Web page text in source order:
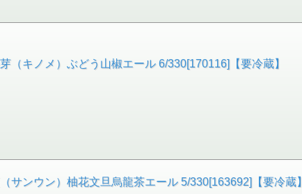
（キノメ）ぶどう山椒エール 6/330[170116]【要冷蔵】
サンウン）柚花文旦烏龍茶エール 5/330[163692]【要冷蔵】